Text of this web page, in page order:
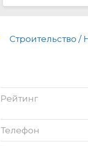
Строительство
Рейтинг
Телефон